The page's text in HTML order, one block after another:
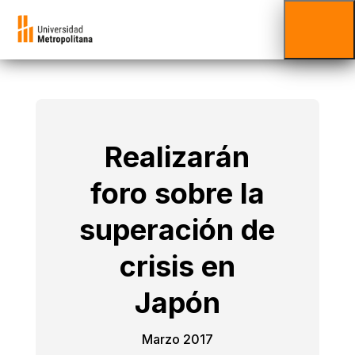
Realizarán
foro sobre la
superación de
crisis en
Japón
Marzo 2017